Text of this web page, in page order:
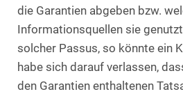
die Garantien abgeben bzw.
Informationsquellen sie
solcher Passus, so könnte ein
habe sich darauf verlassen,
den Garantien enthaltenen